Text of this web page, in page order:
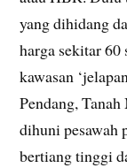
yang dihidang
harga sekitar
kawasan
Pendang,
dihuni pesawah
bertiang tinggi